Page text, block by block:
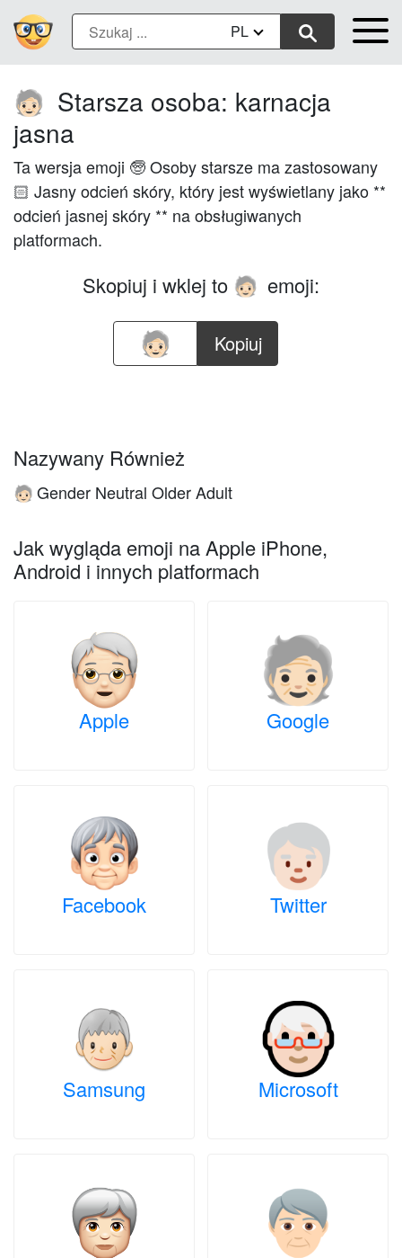
PL
🧓🏻 Starsza osoba: karnacja
jasna
Ta wersja emoji 🧓 Osoby starsze ma zastosowany
🏻 Jasny odcień skóry, który jest wyświetlany jako **
odcień jasnej skóry ** na obsługiwanych
platformach.
Skopiuj i wklej to 🧓🏻 emoji:
Kopiuj
Nazywany Również
🧓🏻 Gender Neutral Older Adult
Jak wygląda emoji na Apple iPhone,
Android i innych platformach
Apple Google
Facebook Twitter
Samsung Microsoft